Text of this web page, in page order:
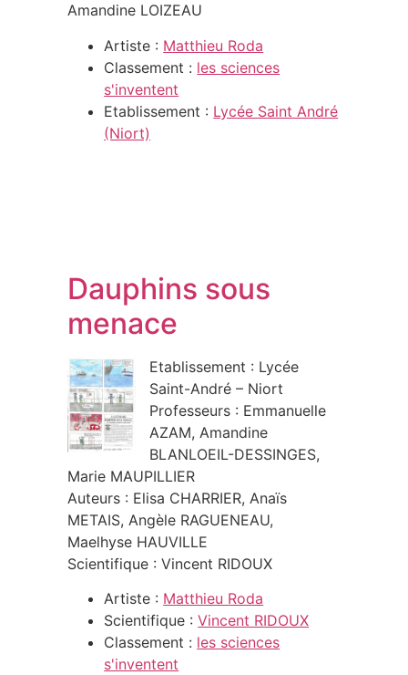
Amandine LOIZEAU
Artiste : Matthieu Roda
Classement : les sciences
s'inventent
Etablissement : Lycée Saint André
(Niort)
Dauphins sous
menace
Etablissement : Lycée
Saint-André – Niort
Professeurs : Emmanuelle
AZAM, Amandine
BLANLOEIL-DESSINGES,
Marie MAUPILLIER
Auteurs : Elisa CHARRIER, Anaïs
METAIS, Angèle RAGUENEAU,
Maelhyse HAUVILLE
Scientifique : Vincent RIDOUX
Artiste : Matthieu Roda
Scientifique :Vincent RIDOUX
Classement : les sciences
s'inventent